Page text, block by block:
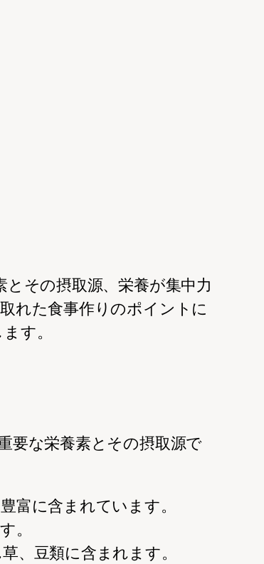
その摂取源、栄養が集中力
れた食事作りのポイントに
す。
要な栄養素とその摂取源で
富に含まれています。
。
、豆類に含まれます。